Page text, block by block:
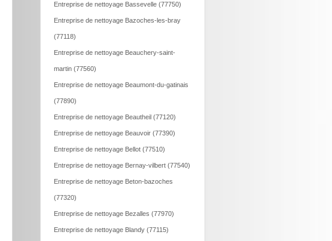
Entreprise de nettoyage Bassevelle (77750)
Entreprise de nettoyage Bazoches-les-bray
(77118)
Entreprise de nettoyage Beauchery-saint-
martin (77560)
Entreprise de nettoyage Beaumont-du-gatinais
(77890)
Entreprise de nettoyage Beautheil (77120)
Entreprise de nettoyage Beauvoir (77390)
Entreprise de nettoyage Bellot (77510)
Entreprise de nettoyage Bernay-vilbert (77540)
Entreprise de nettoyage Beton-bazoches
(77320)
Entreprise de nettoyage Bezalles (77970)
Entreprise de nettoyage Blandy (77115)